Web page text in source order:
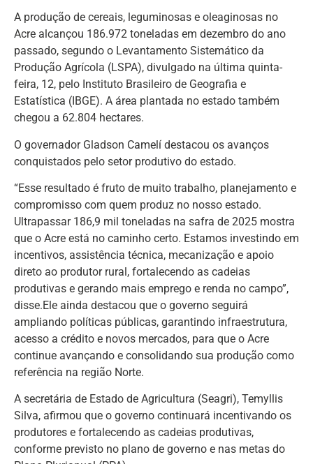
A produção de cereais, leguminosas e oleaginosas no
Acre alcançou 186.972 toneladas em dezembro do ano
passado, segundo o Levantamento Sistemático da
Produção Agrícola (LSPA), divulgado na última quinta-
feira, 12, pelo Instituto Brasileiro de Geografia e
Estatística (IBGE). A área plantada no estado também
chegou a 62.804 hectares.
O governador Gladson Camelí destacou os avanços
conquistados pelo setor produtivo do estado.
“Esse resultado é fruto de muito trabalho, planejamento e
compromisso com quem produz no nosso estado.
Ultrapassar 186,9 mil toneladas na safra de 2025 mostra
que o Acre está no caminho certo. Estamos investindo em
incentivos, assistência técnica, mecanização e apoio
direto ao produtor rural, fortalecendo as cadeias
produtivas e gerando mais emprego e renda no campo”,
disse.Ele ainda destacou que o governo seguirá
ampliando políticas públicas, garantindo infraestrutura,
acesso a crédito e novos mercados, para que o Acre
continue avançando e consolidando sua produção como
referência na região Norte.
A secretária de Estado de Agricultura (Seagri), Temyllis
Silva, afirmou que o governo continuará incentivando os
produtores e fortalecendo as cadeias produtivas,
conforme previsto no plano de governo e nas metas do